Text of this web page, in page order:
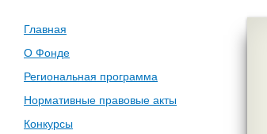
Главная
О Фонде
Региональная программа
Нормативные правовые акты
Конкурсы